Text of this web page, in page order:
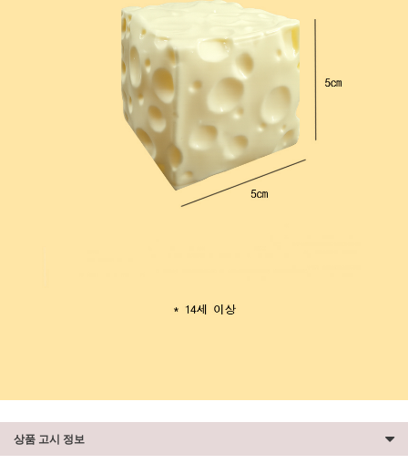
상품 고시 정보